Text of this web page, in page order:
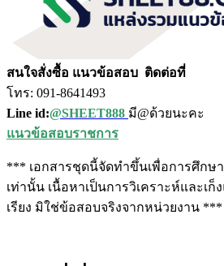
สนใจสั่งซื้อ แนวข้อสอบ ติดต่อที่
โทร: 091-8641493
Line id:@SHEET888 มี@ด้วยนะคะ
แนวข้อสอบราชการ
*** เอกสารชุดนี้จัดทำขึ้นเพื่อการศึกษ
เท่านั้น เนื้อหาเป็นการวิเคราะห์และเก็
เรียง มิใช่ข้อสอบจริงจากหน่วยงาน ***